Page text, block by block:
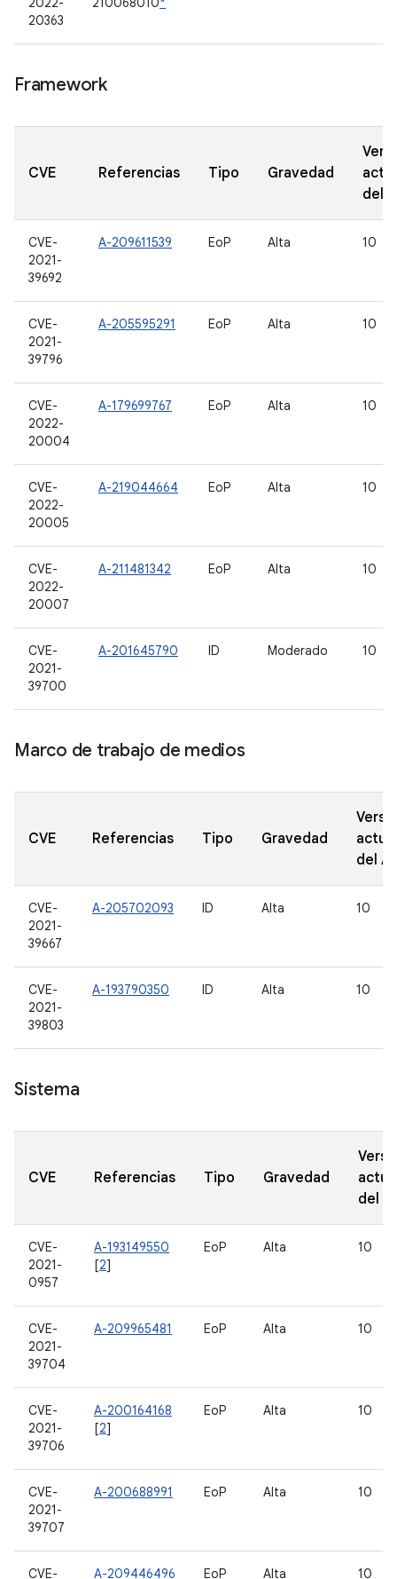
20363
Framework
CVE Referencias Tipo Gravedad
del
CVE-
2021-
39692
A-209611539 EoP Alta 10
CVE-
2021-
39796
A-205595291 EoP Alta 10
CVE-
2022-
20004
A-179699767 EoP Alta 10
CVE-
2022-
20005
A-219044664 EoP Alta 10
CVE-
2022-
20007
A-211481342 EoP Alta 10
CVE-
2021-
39700
A-201645790 ID Moderado 10
Marco de trabajo de medios
CVE Referencias Tipo Gravedad
del
CVE-
2021-
39667
A-205702093 ID Alta 10
CVE-
2021-
39803
A-193790350 ID Alta 10
Sistema
CVE Referencias Tipo Gravedad
del
CVE-
2021-
0957
A-193149550
[2]
EoP Alta 10
CVE-
2021-
39704
A-209965481 EoP Alta 10
CVE-
2021-
39706
A-200164168
[2]
EoP Alta 10
CVE-
2021-
39707
A-200688991 EoP Alta 10
CVE-
A-209446496 EoP Alta 10